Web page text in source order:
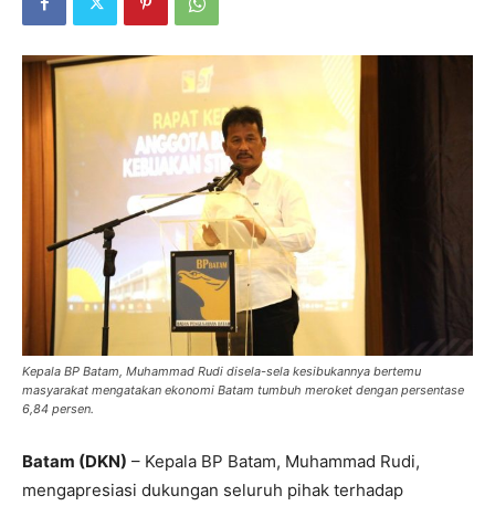
Kepala BP Batam, Muhammad Rudi disela-sela kesibukannya bertemu
masyarakat mengatakan ekonomi Batam tumbuh meroket dengan persentase
6,84 persen.
Batam (DKN) – Kepala BP Batam, Muhammad Rudi,
mengapresiasi dukungan seluruh pihak terhadap